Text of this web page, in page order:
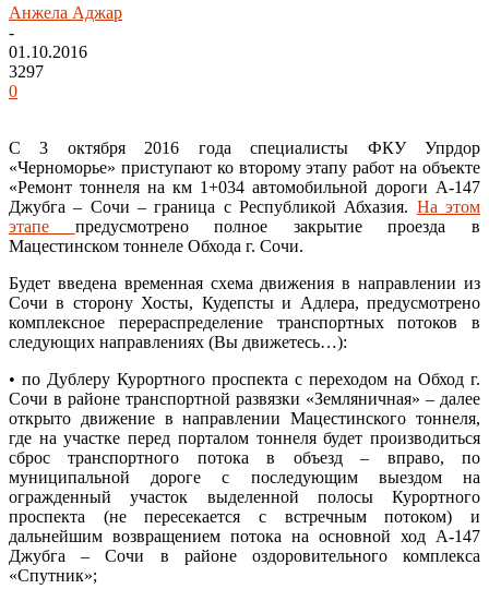
Анжела Аджар
-
01.10.2016
3297
0
С 3 октября 2016 года специалисты ФКУ Упрдор
«Черноморье» приступают ко второму этапу работ на объекте
«Ремонт тоннеля на км 1+034 автомобильной дороги А-147
Джубга – Сочи – граница с Республикой Абхазия. На этом
этапе предусмотрено полное закрытие проезда в
Мацестинском тоннеле Обхода г. Сочи.
Будет введена временная схема движения в направлении из
Сочи в сторону Хосты, Кудепсты и Адлера, предусмотрено
комплексное перераспределение транспортных потоков в
следующих направлениях (Вы движетесь…):
• по Дублеру Курортного проспекта с переходом на Обход г.
Сочи в районе транспортной развязки «Земляничная» – далее
открыто движение в направлении Мацестинского тоннеля,
где на участке перед порталом тоннеля будет производиться
сброс транспортного потока в объезд – вправо, по
муниципальной дороге с последующим выездом на
огражденный участок выделенной полосы Курортного
проспекта (не пересекается с встречным потоком) и
дальнейшим возвращением потока на основной ход А-147
Джубга – Сочи в районе оздоровительного комплекса
«Спутник»;